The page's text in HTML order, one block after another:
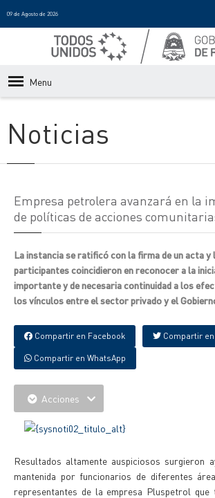
09 de Agosto de 2026
Menu
Noticias
Empresa petrolera avanzará en la
de políticas de acciones
La instancia se ratificó con la firma de un acta
participantes coincidieron en reconocer a la
importante y de necesaria continuidad a los
los vínculos entre el sector privado y el
Compartir en Facebook Compartir en
Compartir en WhatsApp
Acciones
Resultados altamente auspiciosos surgieron
mantenida por funcionarios de diferentes
representantes de la empresa Pluspetrol